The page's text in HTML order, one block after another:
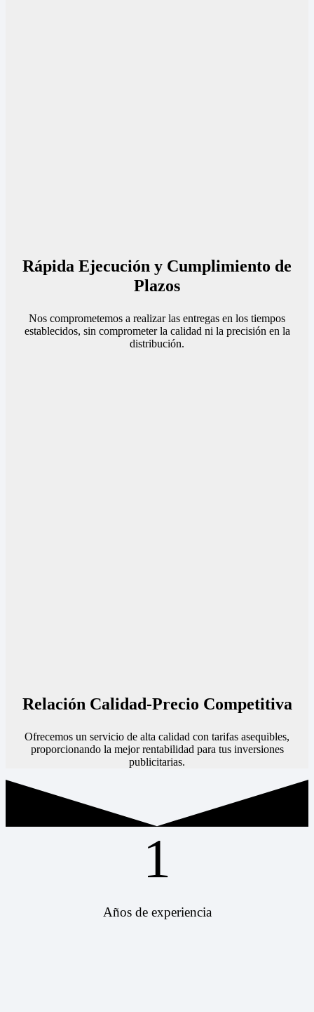
Rápida Ejecución y Cumplimiento de
Plazos
Nos comprometemos a realizar las entregas en los tiempos
establecidos, sin comprometer la calidad ni la precisión en la
distribución.
Relación Calidad-Precio Competitiva
Ofrecemos un servicio de alta calidad con tarifas asequibles,
proporcionando la mejor rentabilidad para tus inversiones
publicitarias.
1
Años de experiencia